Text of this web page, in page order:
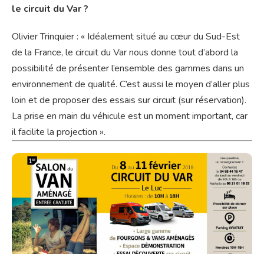
le circuit du Var ?
Olivier Trinquier : « Idéalement situé au cœur du Sud-Est
de la France, le circuit du Var nous donne tout d’abord la
possibilité de présenter l’ensemble des gammes dans un
environnement de qualité. C’est aussi le moyen d’aller plus
loin et de proposer des essais sur circuit (sur réservation).
La prise en main du véhicule est un moment important, car
il facilite la projection ».